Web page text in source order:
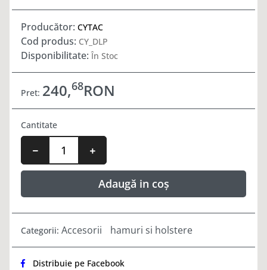
Producător: CYTAC
Cod produs: CY_DLP
Disponibilitate: În Stoc
Pret: 240,68RON
Cantitate
Adaugă in coș
Categorii: Accesorii hamuri si holstere
Distribuie pe Facebook